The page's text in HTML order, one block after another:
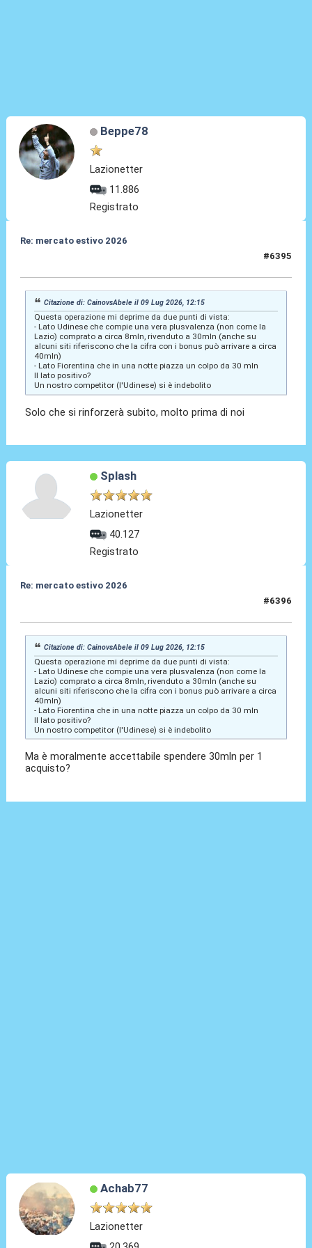
Beppe78
Lazionetter
11.886
Registrato
Re: mercato estivo 2026
#6395
Citazione di: CainovsAbele il 09 Lug 2026, 12:15
Questa operazione mi deprime da due punti di vista:
- Lato Udinese che compie una vera plusvalenza (non come la
Lazio) comprato a circa 8mln, rivenduto a 30mln (anche su
alcuni siti riferiscono che la cifra con i bonus può arrivare a circa
40mln)
- Lato Fiorentina che in una notte piazza un colpo da 30 mln
Il lato positivo?
Un nostro competitor (l'Udinese) si è indebolito
Solo che si rinforzerà subito, molto prima di noi
Splash
Lazionetter
40.127
Registrato
Re: mercato estivo 2026
#6396
Citazione di: CainovsAbele il 09 Lug 2026, 12:15
Questa operazione mi deprime da due punti di vista:
- Lato Udinese che compie una vera plusvalenza (non come la
Lazio) comprato a circa 8mln, rivenduto a 30mln (anche su
alcuni siti riferiscono che la cifra con i bonus può arrivare a circa
40mln)
- Lato Fiorentina che in una notte piazza un colpo da 30 mln
Il lato positivo?
Un nostro competitor (l'Udinese) si è indebolito
Ma è moralmente accettabile spendere 30mln per 1
acquisto?
Achab77
Lazionetter